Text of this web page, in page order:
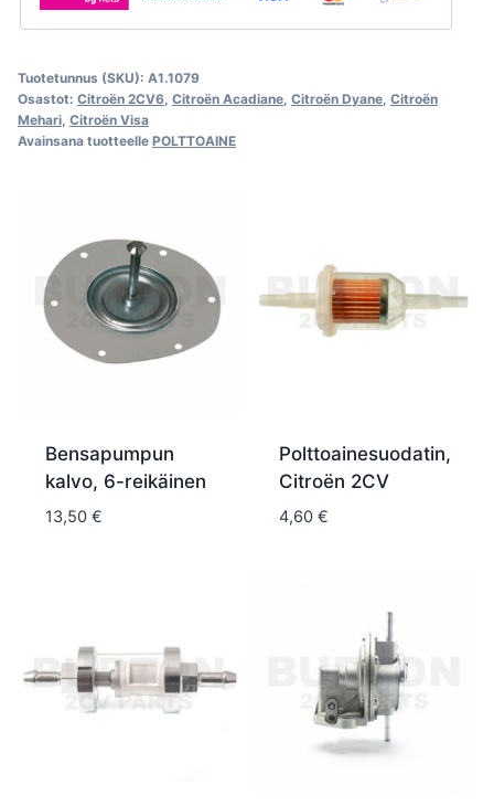
Mehari
Tuotetunnus (SKU): A1.1079
Osastot: Citroën 2CV6 Citroën Acadiane Citroën Dyane Citroën
Mehari Citroën Visa
Avainsana tuotteelle POLTTOAINE
Bensapumpun
kalvo, 6-reikäinen
13,50 €
Polttoainesuodatin,
Citroën 2CV
4,60 €